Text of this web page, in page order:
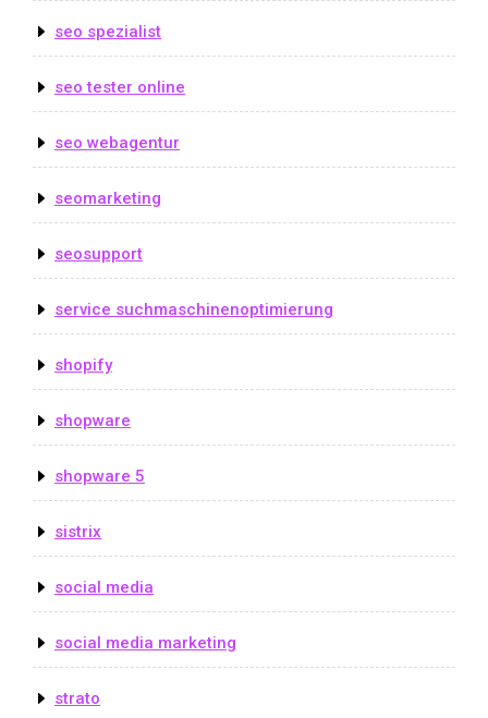
seo spezialist
seo tester online
seo webagentur
seomarketing
seosupport
service suchmaschinenoptimierung
shopify
shopware
shopware 5
sistrix
social media
social media marketing
strato